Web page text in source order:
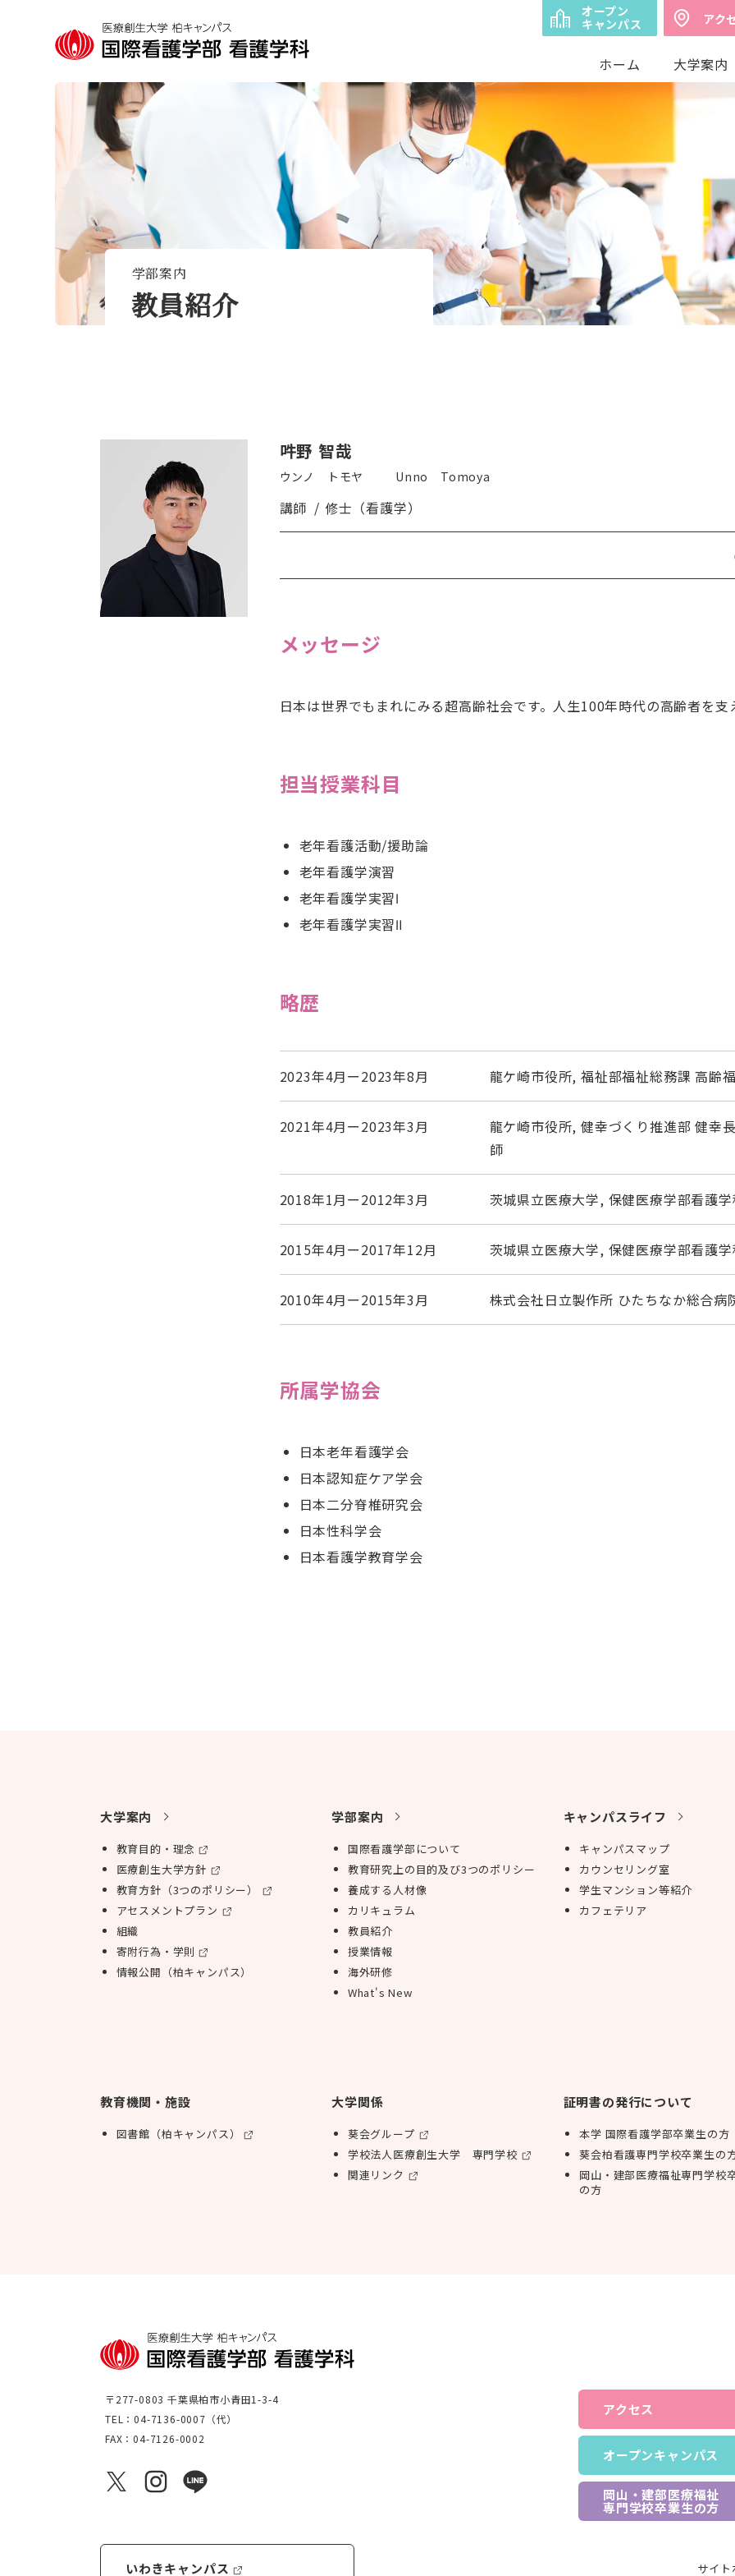
オープン
キャンパス
アク
ホーム 大学案内
学部案内
教員紹介
吽野 智哉
ウンノ トモヤ Unno Tomoya
講師 修士（看護学）
メッセージ
日本は世界でもまれにみる超高齢社会です。人生100年時代の高齢者を
担当授業科目
老年看護活動/援助論
老年看護学演習
老年看護学実習Ⅰ
老年看護学実習Ⅱ
略歴
2023年4月ー2023年8月 龍ケ崎市役所, 福祉部福祉総務課 高齢
2021年4月ー2023年3月
龍ケ崎市役所, 健幸づくり推進部 健幸
師
2018年1月ー2012年3月 茨城県立医療大学, 保健医療学部看護
2015年4月ー2017年12月 茨城県立医療大学, 保健医療学部看護
2010年4月ー2015年3月 株式会社日立製作所 ひたちなか総合病
所属学協会
日本老年看護学会
日本認知症ケア学会
日本二分脊椎研究会
日本性科学会
日本看護学教育学会
大学案内
教育目的・理念
医療創生大学方針
教育方針（3つのポリシー）
アセスメントプラン
組織
寄附行為・学則
情報公開（柏キャンパス）
学部案内
国際看護学部について
教育研究上の目的及び3つのポリシー
養成する人材像
カリキュラム
教員紹介
授業情報
海外研修
What's New
キャンパスライフ
キャンパスマップ
カウンセリング室
学生マンション等紹介
カフェテリア
教育機関・施設
図書館（柏キャンパス）
大学関係
葵会グループ
学校法人医療創生大学 専門学校
関連リンク
証明書の発行について
本学 国際看護学部卒業生の方
葵会柏看護専門学校卒業生の
岡山・建部医療福祉専門学校
の方
〒277-0803 千葉県柏市小青田1-3-4
TEL：04-7136-0007（代）
FAX：04-7126-0002
アクセス
オープンキャンパス
岡山・建部医療福祉
専門学校卒業生の方
サイト
いわきキャンパス